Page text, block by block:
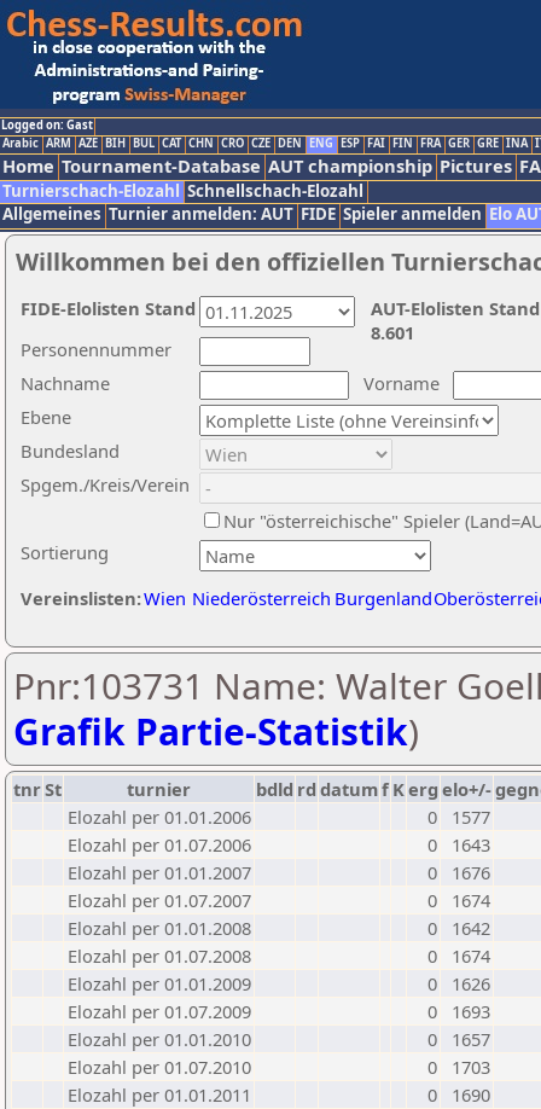
Logged on: Gast
Arabic ARM AZE BIH BUL CAT CHN CRO CZE DEN ENG ESP FAI FIN FRA GER GRE INA
Home Tournament-Database AUT championship Pictures
Turnierschach-Elozahl Schnellschach-Elozahl
Allgemeines Turnier anmelden: AUT FIDE Spieler anmelden Elo
Willkommen bei den offiziellen
Nachname
Vorname
Ebene
Sortierung
Personennummer
Bundesland
Spgem./Kreis/Verein
Nur "österreichische" Spieler
Vereinslisten:Wien Niederösterreich Burgenland
AUT-Elolisten
8.601
FIDE-Elolisten Stand
Pnr:103731 Name: Walter
Grafik Partie-Statistik)
tnrSt turnier bdld rd datumf Kerg elo+/-
Elozahl per 01.01.2006
0
1577
Elozahl per 01.07.2006
0
1643
Elozahl per 01.01.2007
0
1676
Elozahl per 01.07.2007
0
1674
Elozahl per 01.01.2008
0
1642
Elozahl per 01.07.2008
0
1674
Elozahl per 01.01.2009
0
1626
Elozahl per 01.07.2009
0
1693
Elozahl per 01.01.2010
0
1657
Elozahl per 01.07.2010
0
1703
Elozahl per 01.01.2011
0
1690